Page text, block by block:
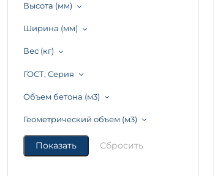
Высота (мм)
Ширина (мм)
Вес (кг)
ГОСТ, Серия
Объем бетона (м3)
Геометрический объем (м3)